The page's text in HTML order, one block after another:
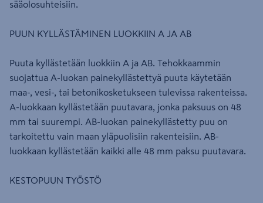
sääolosuhteisiin.
PUUN KYLLÄSTÄMINEN LUOKKIIN A JA AB
Puuta kyllästetään luokkiin A ja AB. Tehokkaammin
suojattua A-luokan painekyllästettyä puuta käytetään
maa-, vesi-, tai betonikosketukseen tulevissa rakenteissa.
A-luokkaan kyllästetään puutavara, jonka paksuus on 48
mm tai suurempi. AB-luokan painekyllästetty puu on
tarkoitettu vain maan yläpuolisiin rakenteisiin. AB-
luokkaan kyllästetään kaikki alle 48 mm paksu puutavara.
KESTOPUUN TYÖSTÖ